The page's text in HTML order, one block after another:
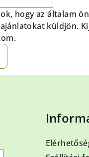
hogy az általam
küldjön.